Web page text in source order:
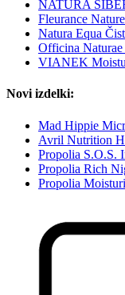
NATURA
Fleurance
Natura Equa
Officina
VIANEK
Novi izdelki:
Mad Hippie
Avril Nutrition
Propolia S.O.S.
Propolia Rich
Propolia